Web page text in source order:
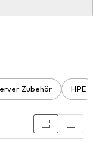
Produkt HPE E
with Side
Zubehör HPE